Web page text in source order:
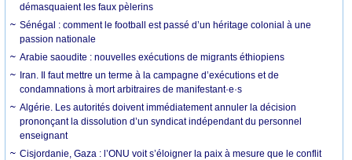
démasquaient les faux pèlerins
Sénégal : comment le football est passé d’un héritage colonial à une
passion nationale
Arabie saoudite : nouvelles exécutions de migrants éthiopiens
Iran. Il faut mettre un terme à la campagne d’exécutions et de
condamnations à mort arbitraires de manifestant·e·s
Algérie. Les autorités doivent immédiatement annuler la décision
prononçant la dissolution d’un syndicat indépendant du personnel
enseignant
Cisjordanie, Gaza : l’ONU voit s’éloigner la paix à mesure que le conflit